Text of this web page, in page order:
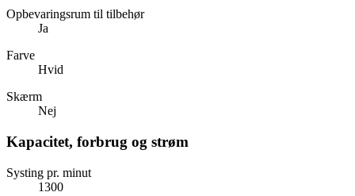
Opbevaringsrum til tilbehør
Ja
Farve
Hvid
Skærm
Nej
Kapacitet, forbrug og strøm
Systing pr. minut
1300